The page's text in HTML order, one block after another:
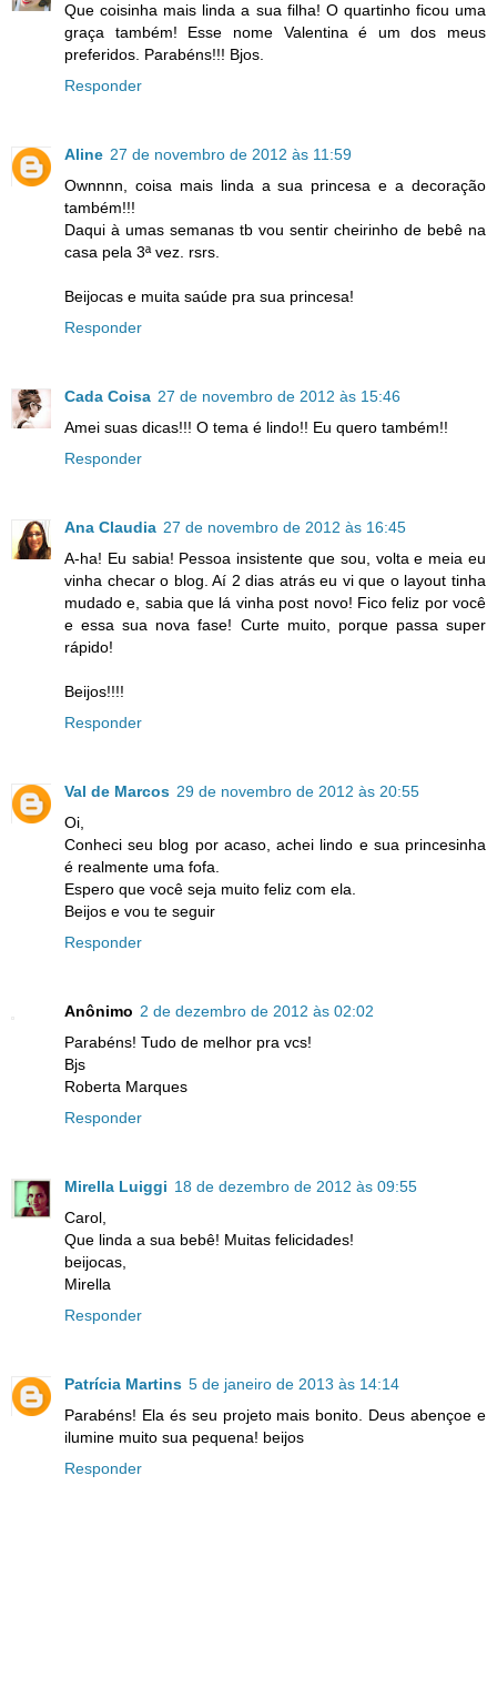
Que coisinha mais linda a sua filha! O quartinho ficou uma
graça também! Esse nome Valentina é um dos meus
preferidos. Parabéns!!! Bjos.
Responder
Aline 27 de novembro de 2012 às 11:59
Ownnnn, coisa mais linda a sua princesa e a decoração
também!!!
Daqui à umas semanas tb vou sentir cheirinho de bebê na
casa pela 3ª vez. rsrs.
Beijocas e muita saúde pra sua princesa!
Responder
Cada Coisa 27 de novembro de 2012 às 15:46
Amei suas dicas!!! O tema é lindo!! Eu quero também!!
Responder
Ana Claudia 27 de novembro de 2012 às 16:45
A-ha! Eu sabia! Pessoa insistente que sou, volta e meia eu
vinha checar o blog. Aí 2 dias atrás eu vi que o layout tinha
mudado e, sabia que lá vinha post novo! Fico feliz por você
e essa sua nova fase! Curte muito, porque passa super
rápido!
Beijos!!!!
Responder
Val de Marcos 29 de novembro de 2012 às 20:55
Oi,
Conheci seu blog por acaso, achei lindo e sua princesinha
é realmente uma fofa.
Espero que você seja muito feliz com ela.
Beijos e vou te seguir
Responder
Anônimo 2 de dezembro de 2012 às 02:02
Parabéns! Tudo de melhor pra vcs!
Bjs
Roberta Marques
Responder
Mirella Luiggi 18 de dezembro de 2012 às 09:55
Carol,
Que linda a sua bebê! Muitas felicidades!
beijocas,
Mirella
Responder
Patrícia Martins 5 de janeiro de 2013 às 14:14
Parabéns! Ela és seu projeto mais bonito. Deus abençoe e
ilumine muito sua pequena! beijos
Responder